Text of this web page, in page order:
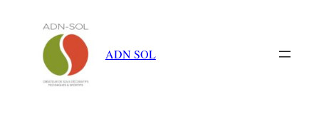
ADN SOL